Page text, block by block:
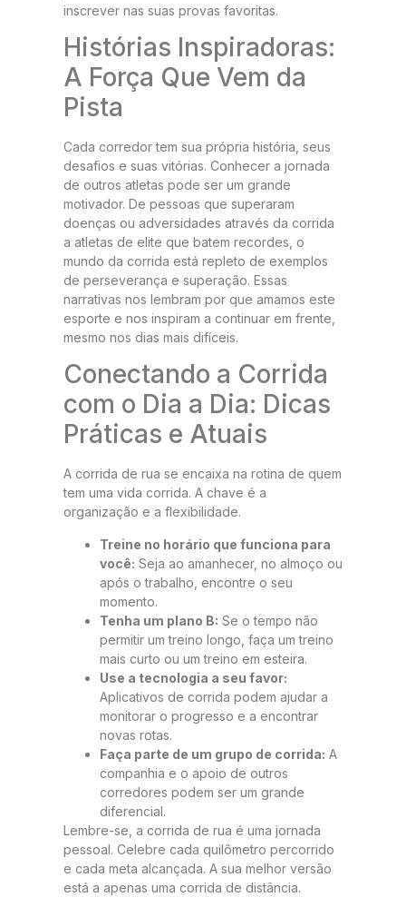
inscrever nas suas provas favoritas.
Histórias Inspiradoras:
A Força Que Vem da
Pista
Cada corredor tem sua própria história, seus
desafios e suas vitórias. Conhecer a jornada
de outros atletas pode ser um grande
motivador. De pessoas que superaram
doenças ou adversidades através da corrida
a atletas de elite que batem recordes, o
mundo da corrida está repleto de exemplos
de perseverança e superação. Essas
narrativas nos lembram por que amamos este
esporte e nos inspiram a continuar em frente,
mesmo nos dias mais difíceis.
Conectando a Corrida
com o Dia a Dia: Dicas
Práticas e Atuais
A corrida de rua se encaixa na rotina de quem
tem uma vida corrida. A chave é a
organização e a flexibilidade.
Treine no horário que funciona para
você: Seja ao amanhecer, no almoço ou
após o trabalho, encontre o seu
momento.
Tenha um plano B: Se o tempo não
permitir um treino longo, faça um treino
mais curto ou um treino em esteira.
Use a tecnologia a seu favor:
Aplicativos de corrida podem ajudar a
monitorar o progresso e a encontrar
novas rotas.
Faça parte de um grupo de corrida: A
companhia e o apoio de outros
corredores podem ser um grande
diferencial.
Lembre-se, a corrida de rua é uma jornada
pessoal. Celebre cada quilômetro percorrido
e cada meta alcançada. A sua melhor versão
está a apenas uma corrida de distância.